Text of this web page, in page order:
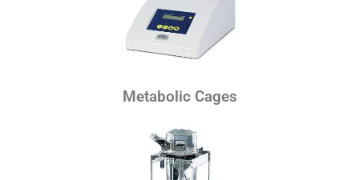
Metabolic Cages